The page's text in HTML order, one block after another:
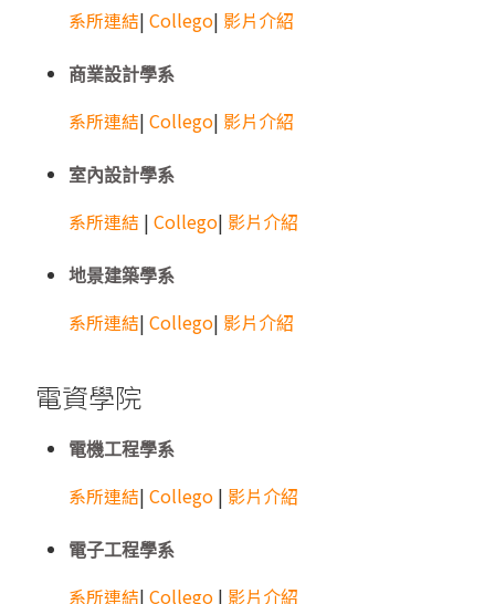
系所連結|Collego| 影片介紹
商業設計學系
系所連結|Collego| 影片介紹
室內設計學系
系所連結 |Collego| 影片介紹
地景建築學系
系所連結|Collego| 影片介紹
電資學院
電機工程學系
系所連結|Collego | 影片介紹
電子工程學系
系所連結|Collego | 影片介紹